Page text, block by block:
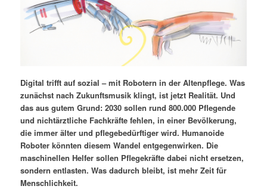
Digital trifft auf sozial – mit Robotern in der Altenpflege. Was
zunächst nach Zukunftsmusik klingt, ist jetzt Realität. Und
das aus gutem Grund: 2030 sollen rund 800.000 Pflegende
und nichtärztliche Fachkräfte fehlen, in einer Bevölkerung,
die immer älter und pflegebedürftiger wird. Humanoide
Roboter könnten diesem Wandel entgegenwirken. Die
maschinellen Helfer sollen Pflegekräfte dabei nicht ersetzen,
sondern entlasten. Was dadurch bleibt, ist mehr Zeit für
Menschlichkeit.